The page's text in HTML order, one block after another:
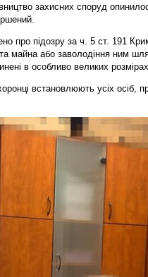
захисних споруд
про підозру за ч. 5 ст. 191
майна або заволодіння ним
в особливо великих розмірах.
встановлюють усіх осіб,